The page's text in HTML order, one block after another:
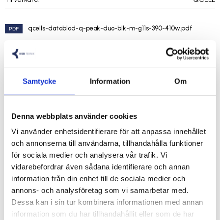
Samtycke Information Om
Denna webbplats använder cookies
Vi använder enhetsidentifierare för att anpassa innehållet
och annonserna till användarna, tillhandahålla funktioner
för sociala medier och analysera vår trafik. Vi
vidarebefordrar även sådana identifierare och annan
information från din enhet till de sociala medier och
annons- och analysföretag som vi samarbetar med.
Dessa kan i sin tur kombinera informationen med annan
information som du har tillhandahållit eller som de har
qcells-datablad-q-peak-duo-blk-m-g11s-390-410w.pdf
Visa alla produkter från QCELL
Effekt: 410W
Format 1722 mm × 1134 mm × 30 mm (inklusive ram)
Vikt 21,1 kg
Frontskydd: 3,2 mm termiskt förspänt glas med antireflex-
behandling,
Skydd baksida: Laminatfilm
Ram: Svart, anodiserat aluminium
Cell: 6 × 18 Q.ANTUM monokristallina halvceller